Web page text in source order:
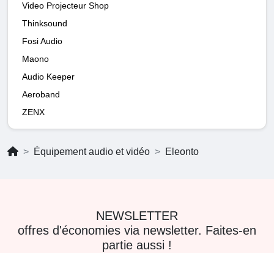
Video Projecteur Shop
Thinksound
Fosi Audio
Maono
Audio Keeper
Aeroband
ZENX
Équipement audio et vidéo Eleonto
NEWSLETTER
offres d'économies via newsletter. Faites-en
partie aussi !